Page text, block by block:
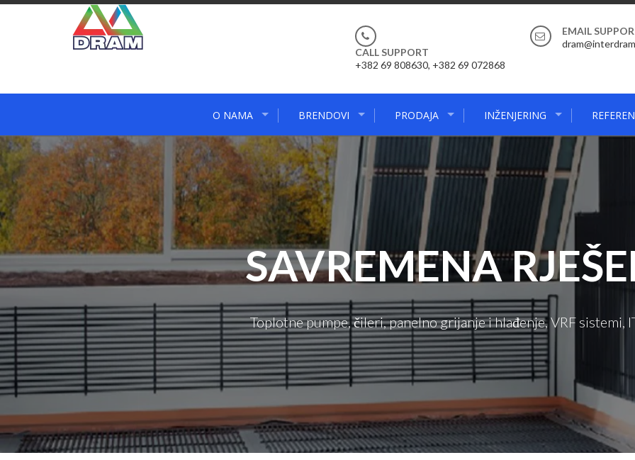
Skip
CALL SUPPORT
+382 69 808630, +382 69 072868
EMAIL
O NAMA BRENDOVI PRODAJA INŽENJERING
SAVREMENA
Toplotne pumpe, čileri, panelno grijanje i hlađenje, VRF sistemi,